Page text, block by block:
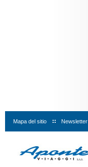
Mapa del sitio Newsletter